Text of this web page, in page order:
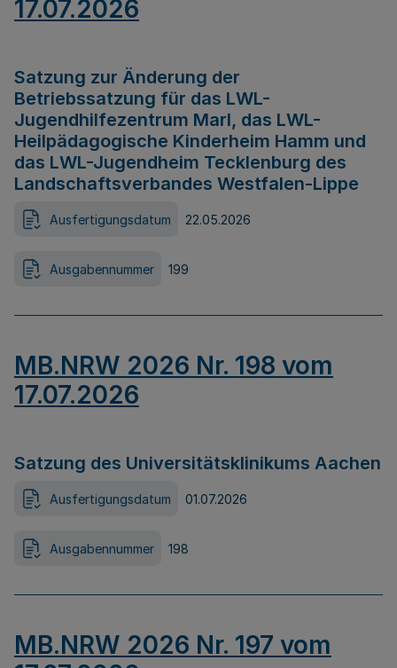
17.07.2026
Satzung zur Änderung der
Betriebssatzung für das LWL-
Jugendhilfezentrum Marl, das LWL-
Heilpädagogische Kinderheim Hamm und
das LWL-Jugendheim Tecklenburg des
Landschaftsverbandes Westfalen-Lippe
Ausfertigungsdatum 22.05.2026
Ausgabennummer 199
MB.NRW 2026 Nr. 198 vom
17.07.2026
Satzung des Universitätsklinikums Aachen
Ausfertigungsdatum 01.07.2026
Ausgabennummer 198
MB.NRW 2026 Nr. 197 vom